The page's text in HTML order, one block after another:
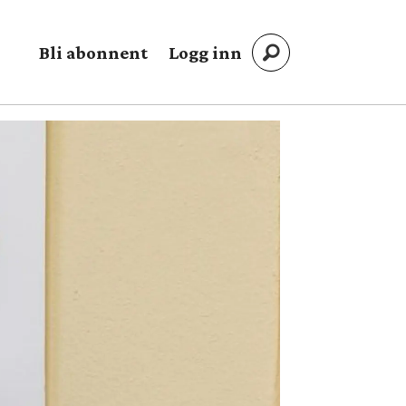
Bli abonnent Logg inn